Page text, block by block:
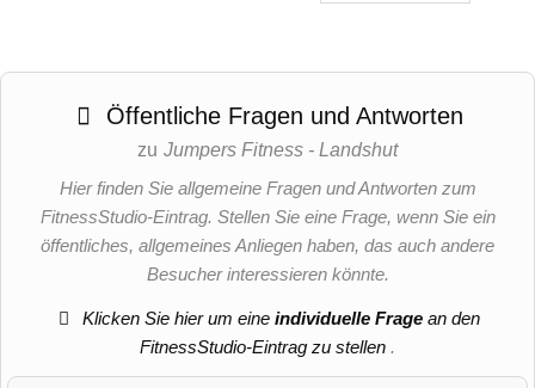
Öffentliche Fragen und Antworten
zu Jumpers Fitness - Landshut
Hier finden Sie allgemeine Fragen und Antworten zum
FitnessStudio-Eintrag. Stellen Sie eine Frage, wenn Sie ein
öffentliches, allgemeines Anliegen haben, das auch andere
Besucher interessieren könnte.
Klicken Sie hier um eineindividuelle Frage an den
FitnessStudio-Eintrag zu stellen .